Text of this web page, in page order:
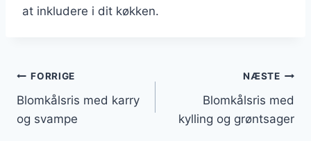
at inkludere i dit køkken.
Indlægsnavigation
FORRIGE
Blomkålsris med karry
og svampe
NÆSTE
Blomkålsris med
kylling og grøntsager